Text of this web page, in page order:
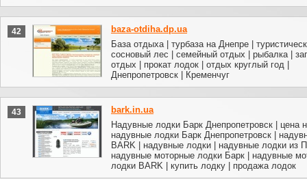
42
baza-otdiha.dp.ua
База отдыха | турбаза на Днепре |
сосновый леc | семейный отдых | рыбалка |
отдых | прокат лодок | отдых круглый год |
Днепропетровск | Кременчуг
43
bark.in.ua
Надувные лодки Барк Днепропетровск | цена
надувные лодки Барк Днепропетровск |
BARK | надувные лодки | надувные лодки из
надувные моторные лодки Барк | надувные
лодки BARK | купить лодку | продажа лодок